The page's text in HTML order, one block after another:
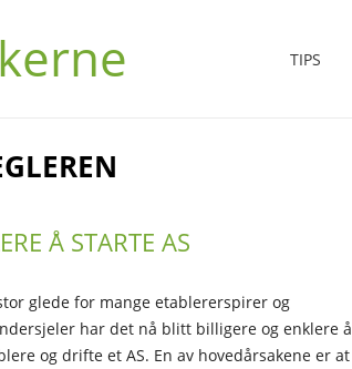
TIPS
Å STARTE AS
glede for mange etablererspirer og
har det nå blitt billigere og enklere å
og drifte et AS. En av hovedårsakene er at